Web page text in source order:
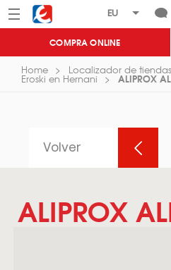
Menú Eroski
COMPRA ONLINE
Home Localizador de tiendas
Eroski en Hernani ALIPROX
Volver
ALIPROX